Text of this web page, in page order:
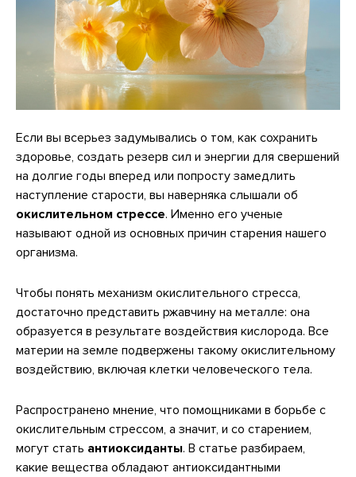
Если вы всерьез задумывались о том, как сохранить
здоровье, создать резерв сил и энергии для свершений
на долгие годы вперед или попросту замедлить
наступление старости, вы наверняка слышали об
окислительном стрессе. Именно его ученые
называют одной из основных причин старения нашего
организма.
Чтобы понять механизм окислительного стресса,
достаточно представить ржавчину на металле: она
образуется в результате воздействия кислорода. Все
материи на земле подвержены такому окислительному
воздействию, включая клетки человеческого тела.
Распространено мнение, что помощниками в борьбе с
окислительным стрессом, а значит, и со старением,
могут стать антиоксиданты. В статье разбираем,
какие вещества обладают антиоксидантными